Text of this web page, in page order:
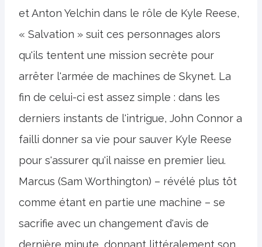
et Anton Yelchin dans le rôle de Kyle Reese,
« Salvation » suit ces personnages alors
qu'ils tentent une mission secrète pour
arrêter l'armée de machines de Skynet. La
fin de celui-ci est assez simple : dans les
derniers instants de l'intrigue, John Connor a
failli donner sa vie pour sauver Kyle Reese
pour s'assurer qu'il naisse en premier lieu.
Marcus (Sam Worthington) – révélé plus tôt
comme étant en partie une machine – se
sacrifie avec un changement d'avis de
dernière minute, donnant littéralement son